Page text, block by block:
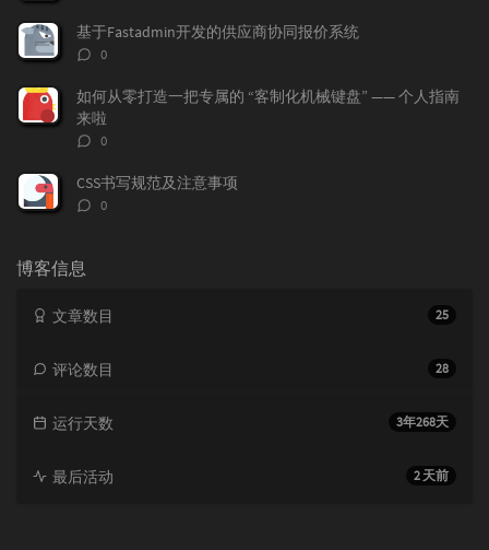
数：
基于Fastadmin开发的供应商协同报价系统
评
数：
0
如何从零打造一把专属的 “客制化机械键盘” —— 个人指南
来啦
评
数：
0
CSS书写规范及注意事项
评
0
博客信息
25
文章数目
28
评论数目
3年268天
运行天数
2 天前
最后活动